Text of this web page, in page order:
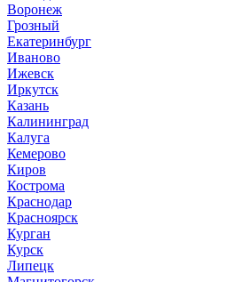
Воронеж
Грозный
Екатеринбург
Иваново
Ижевск
Иркутск
Казань
Калининград
Калуга
Кемерово
Киров
Кострома
Краснодар
Красноярск
Курган
Курск
Липецк